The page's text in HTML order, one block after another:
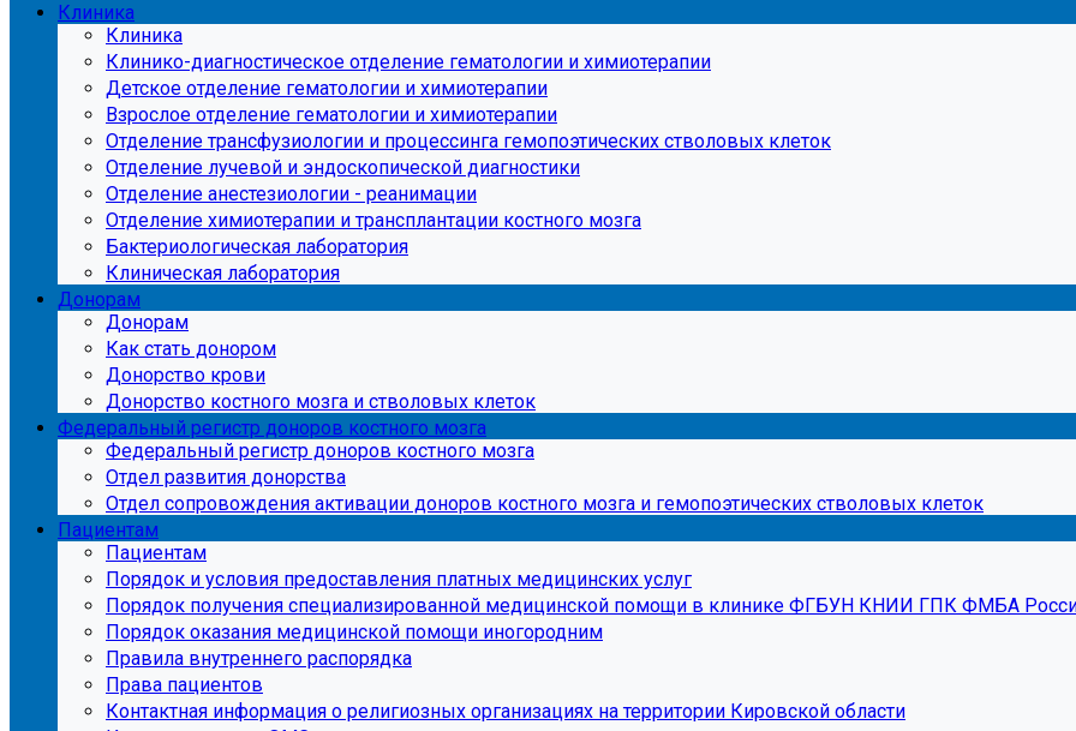
Клиника
Клиника
Клинико-диагностическое отделение гематологии и химиотерапии
Детское отделение гематологии и химиотерапии
Взрослое отделение гематологии и химиотерапии
Отделение трансфузиологии и процессинга гемопоэтических стволовых клеток
Отделение лучевой и эндоскопической диагностики
Отделение анестезиологии - реанимации
Отделение химиотерапии и трансплантации костного мозга
Бактериологическая лаборатория
Клиническая лаборатория
Донорам
Донорам
Как стать донором
Донорство крови
Донорство костного мозга и стволовых клеток
Федеральный регистр доноров костного мозга
Федеральный регистр доноров костного мозга
Отдел развития донорства
Отдел сопровождения активации доноров костного мозга и гемопоэтических стволовых клеток
Пациентам
Пациентам
Порядок и условия предоставления платных медицинских услуг
Порядок получения специализированной медицинской помощи в клинике ФГБУН КНИИ ГПК ФМБА
Порядок оказания медицинской помощи иногородним
Правила внутреннего распорядка
Права пациентов
Контактная информация о религиозных организациях на территории Кировской области